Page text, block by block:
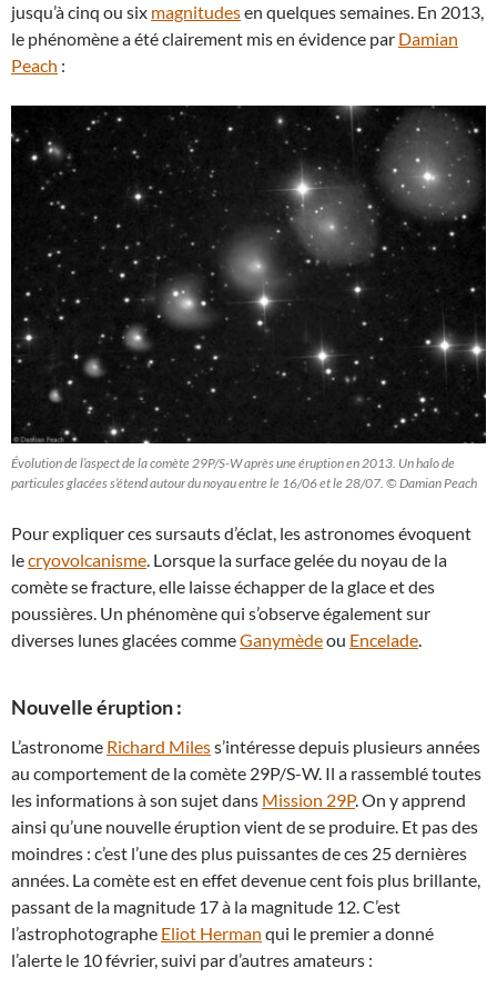
jusqu’à cinq ou six magnitudesen quelques semaines. En 2013,
le phénomène a été clairement mis en évidence par Damian
Peach :
Évolution de l’aspect de la comète 29P/S-W après une éruption en 2013. Un halo de
particules glacées s’étend autour du noyau entre le 16/06 et le 28/07. © Damian Peach
Pour expliquer ces sursauts d’éclat, les astronomes évoquent
lecryovolcanisme. Lorsque la surface gelée du noyau de la
comète se fracture, elle laisse échapper de la glace et des
poussières. Un phénomène qui s’observe également sur
diverses lunes glacées commeGanymèdeou Encelade.
Nouvelle éruption :
L’astronome Richard Miless’intéresse depuis plusieurs années
au comportement de la comète 29P/S-W. Il a rassemblé toutes
les informations à son sujet dans Mission 29P. On y apprend
ainsi qu’une nouvelle éruption vient de se produire. Et pas des
moindres : c’est l’une des plus puissantes de ces 25 dernières
années. La comète est en effet devenue cent fois plus brillante,
passant de la magnitude 17 à la magnitude 12. C’est
l’astrophotographe Eliot Herman qui le premier a donné
l’alerte le 10 février, suivi par d’autres amateurs :